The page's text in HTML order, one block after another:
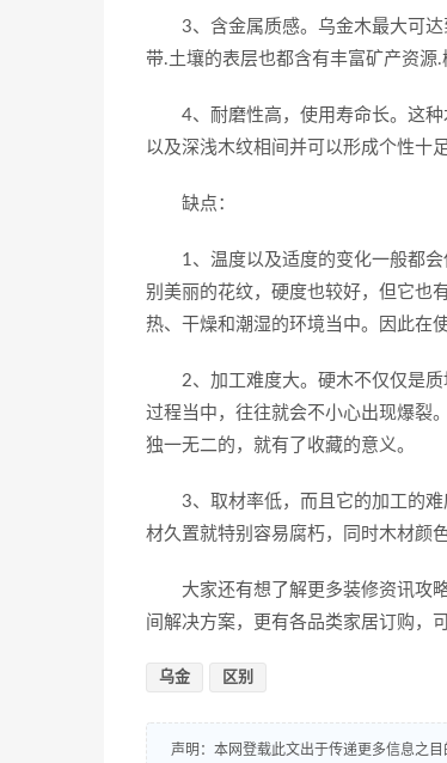
3、含金属质感。乌金木最大可达
带.土壤的表层也都含有丰富矿产资源
4、耐磨性高，使用寿命长。这种
以及深浅木纹相间并可以形成个性十
缺点：
1、温度以及适度的变化一般都会
别美丽的花纹，硬度也较好，但它也
热、干燥和潮湿的环境当中。因此在
2、加工难度大。硬木不仅仅是质
过程当中，往往就会不小心出现爆裂
独一无二的，就有了收藏的意义。
3、取材率低，而且它的加工的难
材久置就特别容易腐朽，同时木材颜
大家还有想了解更多装修资讯攻略
间解决方案，更有各品类家居订购，
乌金 区别
声明：本网登载此文出于传递更多信息之